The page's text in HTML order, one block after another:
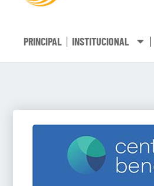
PRINCIPAL INSTITUCIONAL